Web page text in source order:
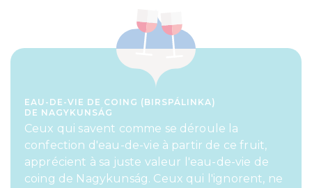
EAU-DE-VIE DE COING (BIRSPÁLINKA)
DE NAGYKUNSÁG
Ceux qui savent comme se déroule la
confection d'eau-de-vie à partir de ce fruit,
apprécient à sa juste valeur l'eau-de-vie de
coing de Nagykunság. Ceux qui l'ignorent, ne